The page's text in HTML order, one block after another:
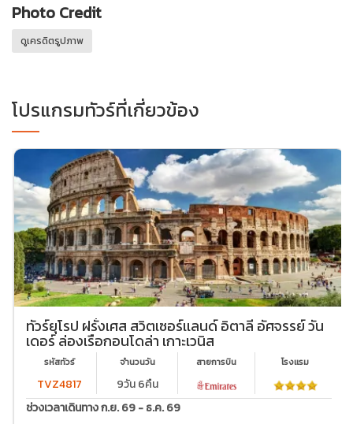
Photo Credit
ดูเครดิตรูปภาพ
โปรแกรมทัวร์ที่เกี่ยวข้อง
ทัวร์ยุโรป ฝรั่งเศส สวิตเซอร์เเลนด์ อิตาลี อัศจรรย์ วัน
เดอร์ ล่องเรือกอนโดล่า เกาะเวนิส
รหัสทัวร์
TVZ4817
จำนวนวัน
9วัน 6คืน
สายการบิน โรงเเรม
ช่วงเวลาเดินทาง ก.ย. 69 - ธ.ค. 69